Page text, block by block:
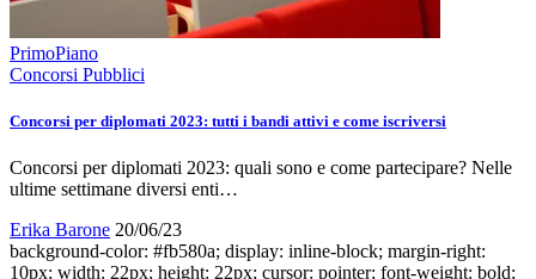
PrimoPiano
Concorsi Pubblici
Concorsi per diplomati 2023: tutti i bandi attivi e come iscriversi
Concorsi per diplomati 2023: quali sono e come partecipare? Nelle
ultime settimane diversi enti…
Erika Barone 20/06/23
background-color: #fb580a; display: inline-block; margin-right:
10px; width: 22px; height: 22px; cursor: pointer; font-weight: bold;